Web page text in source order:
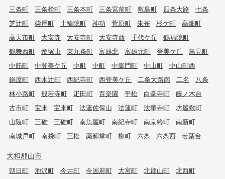
三条町
三条桧町 三条本町 三条宮前町 敷島町 四条大路
七条
芝辻町
柴屋町 十輪院町 神功 菅原町 朱雀 杉ケ町
高畑町
高天市町
大安寺 大安寺町 大安寺西 千代ケ丘
鶴福院町
鶴舞西町
帝塚山 東九条町 富雄北 富雄元町 登美ケ丘
鳥見町
中筋町
中登美ケ丘 中町 中町 中御門町 中山町
中山町西
鍋屋町
西木辻町 西紀寺町 西登美ケ丘 二条大路南 二名
八条
林小路町
般若寺町 疋田町 百楽園 平松 白毫寺町
藤ノ木台
古市町
宝来 宝来町 法蓮佐保山 法蓮町 法華寺町
坊屋敷町
山陵町
三碓 三碓町 南魚屋町 南紀寺町 南京終町
南新町
南城戸町
南袋町 三松 薬師堂町 柳町 六条 六条西 若葉台
大和郡山市
朝日町 池沢町 今井町 今国府町 大宮町 北郡山町
北西町